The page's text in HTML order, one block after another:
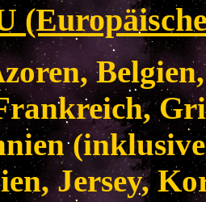
Jersey,